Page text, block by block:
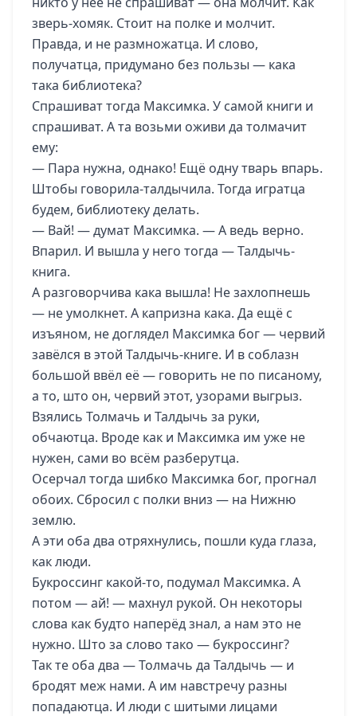
зверь-хомяк. Стоит на полке и молчит.
Правда, и не размножатца. И слово,
получатца, придумано без пользы — кака
така библиотека?
Спрашиват тогда Максимка. У самой книги и
спрашиват. А та возьми оживи да толмачит
ему:
— Пара нужна, однако! Ещё одну тварь впарь.
Штобы говорила-талдычила. Тогда игратца
будем, библиотеку делать.
— Вай! — думат Максимка. — А ведь верно.
Впарил. И вышла у него тогда — Талдычь-
книга.
А разговорчива кака вышла! Не захлопнешь
— не умолкнет. А капризна кака. Да ещё с
изъяном, не доглядел Максимка бог — червий
завёлся в этой Талдычь-книге. И в соблазн
большой ввёл её — говорить не по писаному,
а то, што он, червий этот, узорами выгрыз.
Взялись Толмачь и Талдычь за руки,
обчаютца. Вроде как и Максимка им уже не
нужен, сами во всём разберутца.
Осерчал тогда шибко Максимка бог, прогнал
обоих. Сбросил с полки вниз — на Нижню
землю.
А эти оба два отряхнулись, пошли куда глаза,
как люди.
Букроссинг какой-то, подумал Максимка. А
потом — ай! — махнул рукой. Он некоторы
слова как будто наперёд знал, а нам это не
нужно. Што за слово тако — букроссинг?
Так те оба два — Толмачь да Талдычь — и
бродят меж нами. А им навстречу разны
попадаютца. И люди с шитыми лицами